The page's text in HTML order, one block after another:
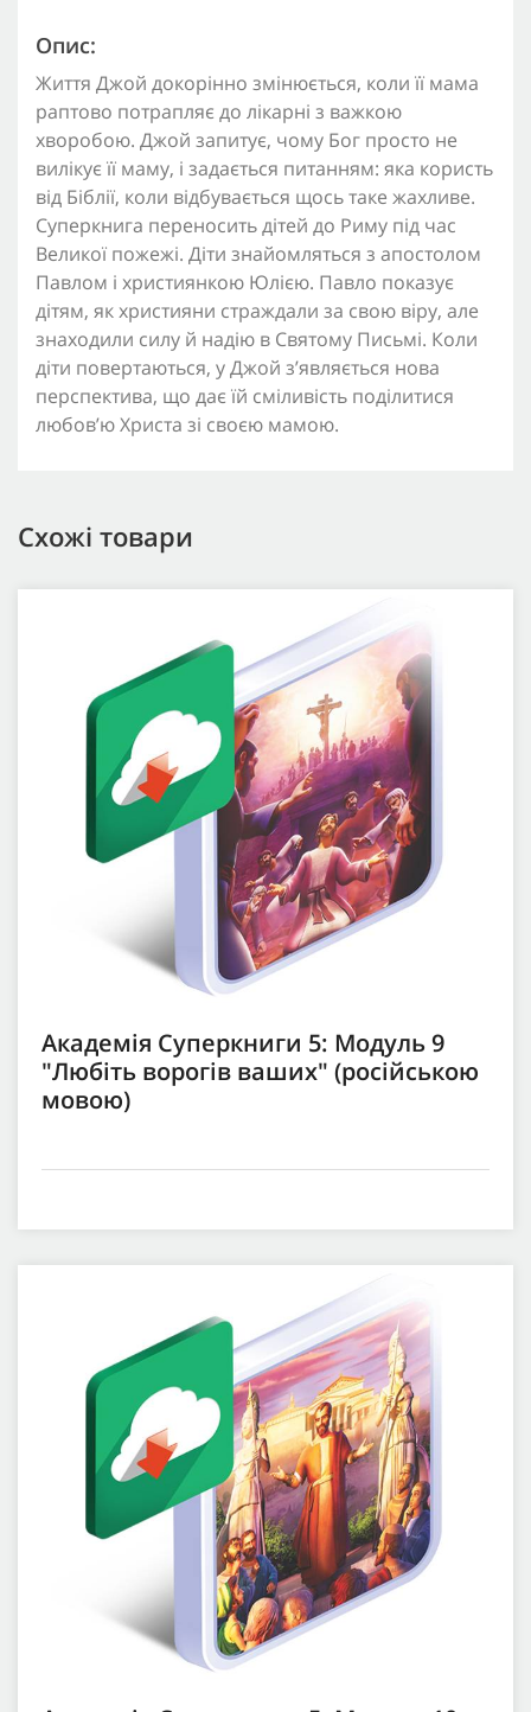
Опис:
Життя Джой докорінно змінюється, коли її мама
раптово потрапляє до лікарні з важкою
хворобою. Джой запитує, чому Бог просто не
вилікує її маму, і задається питанням: яка користь
від Біблії, коли відбувається щось таке жахливе.
Суперкнига переносить дітей до Риму під час
Великої пожежі. Діти знайомляться з апостолом
Павлом і християнкою Юлією. Павло показує
дітям, як християни страждали за свою віру, але
знаходили силу й надію в Святому Письмі. Коли
діти повертаються, у Джой з’являється нова
перспектива, що дає їй сміливість поділитися
любов’ю Христа зі своєю мамою.
Схожі товари
Академія Суперкниги 5: Модуль 9
"Любіть ворогів ваших" (російською
мовою)